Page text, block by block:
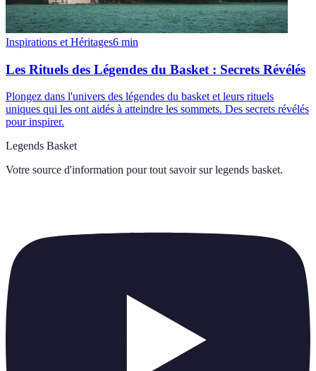
Inspirations et Héritages6 min
Les Rituels des Légendes du Basket : Secrets Révélés
Plongez dans l'univers des légendes du basket et leurs rituels
uniques qui les ont aidés à atteindre les sommets. Des secrets révélés
pour inspirer.
Legends Basket
Votre source d'information pour tout savoir sur legends basket.